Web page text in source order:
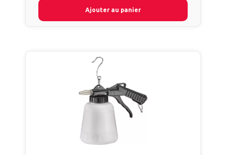
Ajouter au panier